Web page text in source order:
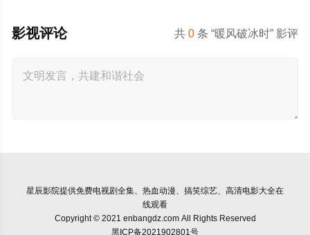
共0 条 “暖风破冰时” 影评
影视评论
星辰影院提供免费电视剧全集、热血动漫、搞笑综艺、高清电影大全在
线观看
Copyright © 2021 enbangdz.com All Rights Reserved
黑ICP备2021902801号